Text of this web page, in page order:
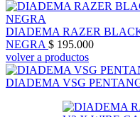
DIADEMA RAZER
NEGRA $ 195.000
volver a productos
DIADEMA VSG